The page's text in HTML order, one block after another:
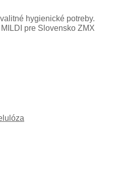
hygienické potreby.
pre Slovensko ZMX